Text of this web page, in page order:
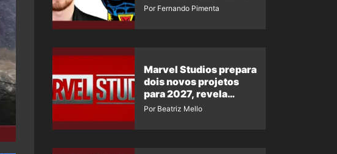
Por Fernando Pimenta
Marvel Studios prepara
dois novos projetos
para 2027, revela
insider
Por Beatriz Mello